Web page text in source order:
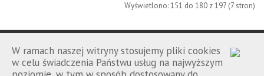
W ramach naszej witryny stosujemy pliki cookies
w celu świadczenia Państwu usług na najwyższym
Wyświetlono: 151 do 180 z 197 (7 stron)